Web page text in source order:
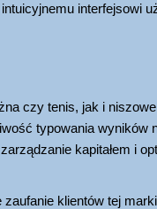
interfejsowi
czy tenis, jak i
typowania wyników
kapitałem i
klientów tej